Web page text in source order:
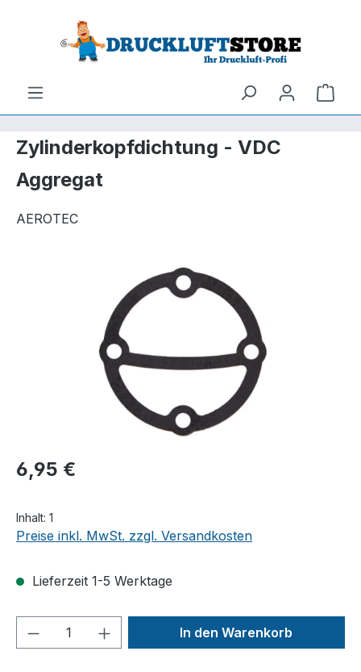
Hauptinhalt springen
Zur Suche springen
Zylinderkopfdichtung - VDC
Aggregat
AEROTEC
Bildergalerie überspringen
6,95 €
Inhalt: 1
Preise inkl. MwSt. zzgl. Versandkosten
Lieferzeit 1-5 Werktage
Produkt Anzahl: Gib denIn den Warenkorb